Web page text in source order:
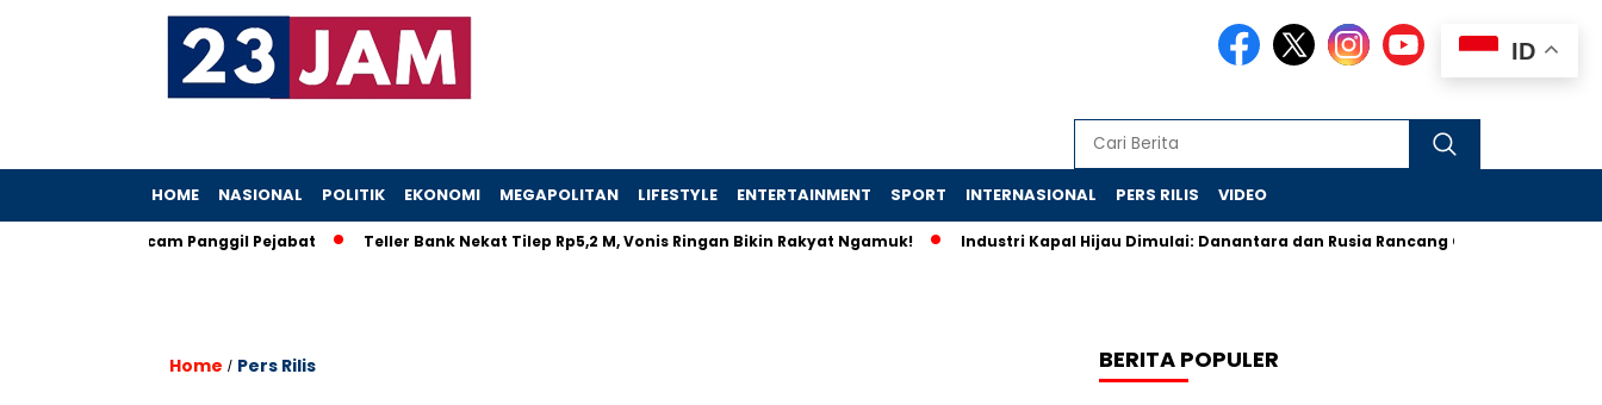
HOME NASIONAL POLITIK EKONOMI MEGAPOLITAN LIFESTYLE ENTERTAINMENT SPORT INTERNASIONAL PERS RILIS VIDEO
KPK Ancam Panggil Pejabat Teller Bank Nekat Tilep Rp5,2 M, Vonis Ringan Bikin Rakyat Ngamuk! Industri Kapal Hijau Dimulai: Danantara dan Rusia Rancang Galangan Bersih
Home / Pers Rilis BERITA POPULER
ID